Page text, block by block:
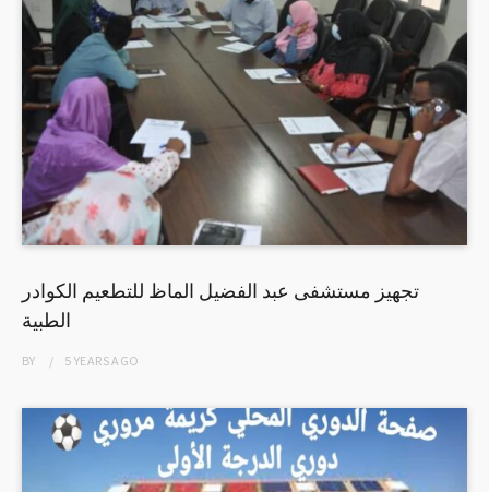
تجهيز مستشفى عبد الفضيل الماظ للتطعيم الكوادر
الطبية
BY 5 YEARSAGO